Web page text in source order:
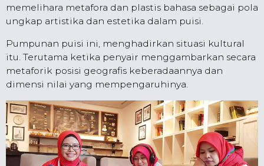
memelihara metafora dan plastis bahasa sebagai pola
ungkap artistika dan estetika dalam puisi.
Pumpunan puisi ini, menghadirkan situasi kultural
itu. Terutama ketika penyair menggambarkan secara
metaforik posisi geografis keberadaannya dan
dimensi nilai yang mempengaruhinya.